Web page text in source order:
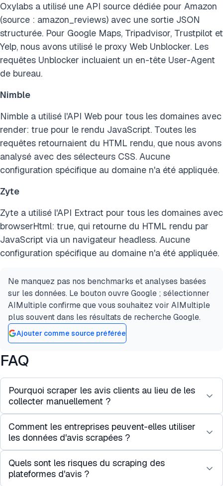
Oxylabs a utilisé une API source dédiée pour Amazon
(source : amazon_reviews) avec une sortie JSON
structurée. Pour Google Maps, Tripadvisor, Trustpilot et
Yelp, nous avons utilisé le proxy Web Unblocker. Les
requêtes Unblocker incluaient un en-tête User-Agent
de bureau.
Nimble
Nimble a utilisé l'API Web pour tous les domaines avec
render: true pour le rendu JavaScript. Toutes les
requêtes retournaient du HTML rendu, que nous avons
analysé avec des sélecteurs CSS. Aucune
configuration spécifique au domaine n'a été appliquée.
Zyte
Zyte a utilisé l'API Extract pour tous les domaines avec
browserHtml: true, qui retourne du HTML rendu par
JavaScript via un navigateur headless. Aucune
configuration spécifique au domaine n'a été appliquée.
Ne manquez pas nos benchmarks et analyses basées
sur les données. Le bouton ouvre Google ; sélectionner
AIMultiple confirme que vous souhaitez voir AIMultiple
plus souvent dans les résultats de recherche Google.
Ajouter comme source préférée
FAQ
Pourquoi scraper les avis clients au lieu de les
collecter manuellement ?
La collecte manuelle d'avis produits est lente et
incomplète. Le scraping d'avis clients à l'aide
centaines ou des milliers d'avis en quelques
minutes.
Comment les entreprises peuvent-elles utiliser
les données d'avis scrapées ?
Les avis scrapés fournissent des informations
clients précieuses pour les études de marché. Les
Quels sont les risques du scraping des
plateformes d'avis ?